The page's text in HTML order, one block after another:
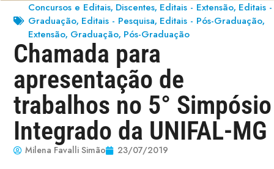
Concursos e Editais, Discentes, Editais - Extensão, Editais -
Graduação, Editais - Pesquisa, Editais - Pós-Graduação,
Extensão, Graduação, Pós-Graduação
Chamada para
apresentação de
trabalhos no 5° Simpósio
Integrado da UNIFAL-MG
Milena Favalli Simão 23/07/2019